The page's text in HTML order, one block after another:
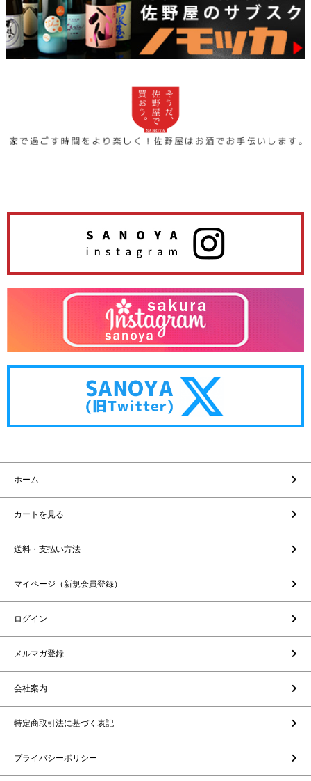
ホーム
カートを見る
送料・支払い方法
マイページ（新規会員登録）
ログイン
メルマガ登録
会社案内
特定商取引法に基づく表記
プライバシーポリシー